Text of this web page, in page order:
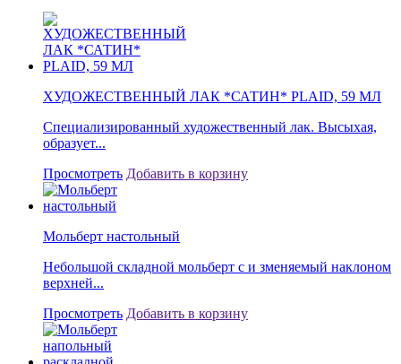
ХУДОЖЕСТВЕННЫЙ ЛАК *САТИН* PLAID, 59 МЛ
Специализированный художественный лак. Высыхая,
образует...
Просмотреть Добавить в корзину
Мольберт настольный
Небольшой складной мольберт с и зменяемый наклоном
верхней...
Просмотреть Добавить в корзину